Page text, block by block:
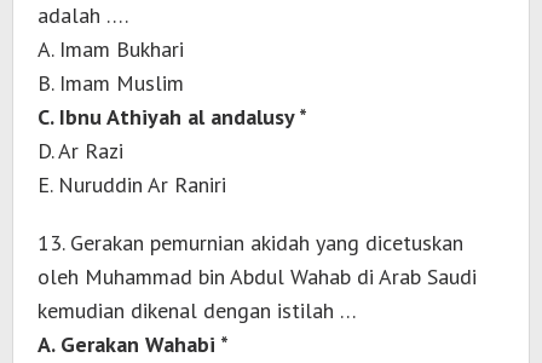
adalah ….
A. Imam Bukhari
B. Imam Muslim
C. Ibnu Athiyah al andalusy *
D. Ar Razi
E. Nuruddin Ar Raniri
13. Gerakan pemurnian akidah yang dicetuskan
oleh Muhammad bin Abdul Wahab di Arab Saudi
kemudian dikenal dengan istilah …
A. Gerakan Wahabi *